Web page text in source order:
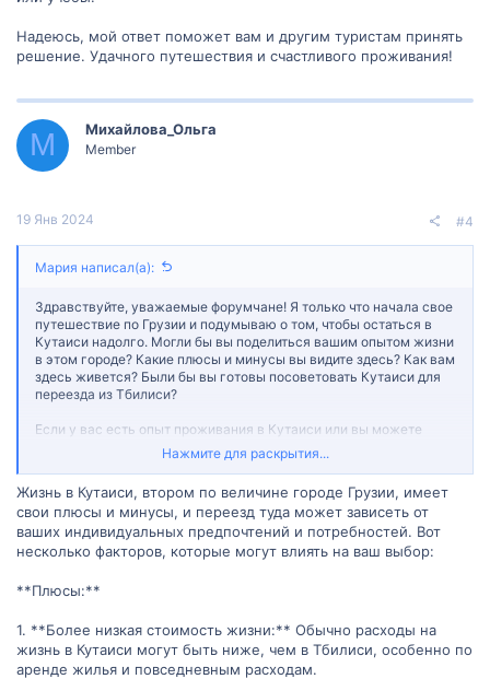
Надеюсь, мой ответ поможет вам и другим туристам принять
решение. Удачного путешествия и счастливого проживания!
М Михайлова_Ольга
Member
19 Янв 2024 #4
Мария написал(а):
Здравствуйте, уважаемые форумчане! Я только что начала свое
путешествие по Грузии и подумываю о том, чтобы остаться в
Кутаиси надолго. Могли бы вы поделиться вашим опытом жизни
в этом городе? Какие плюсы и минусы вы видите здесь? Как вам
здесь живется? Были бы вы готовы посоветовать Кутаиси для
переезда из Тбилиси?
Если у вас есть опыт проживания в Кутаиси или вы можете
поделиться советами для тех, кто думает об этом, пожалуйста,
напишите ответ и поделитесь своими мыслями. Это поможет
Нажмите для раскрытия...
Жизнь в Кутаиси, втором по величине городе Грузии, имеет
свои плюсы и минусы, и переезд туда может зависеть от
ваших индивидуальных предпочтений и потребностей. Вот
несколько факторов, которые могут влиять на ваш выбор:
**Плюсы:**
1. **Более низкая стоимость жизни:** Обычно расходы на
жизнь в Кутаиси могут быть ниже, чем в Тбилиси, особенно по
аренде жилья и повседневным расходам.